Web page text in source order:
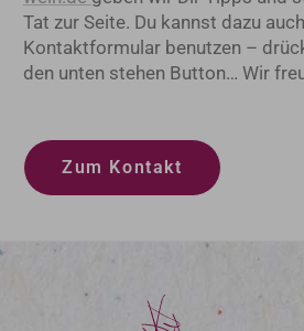
Tat zur Seite. Du kannst dazu
Kontaktformular benutzen –
den unten stehen Button… Wir
Zum Kontakt